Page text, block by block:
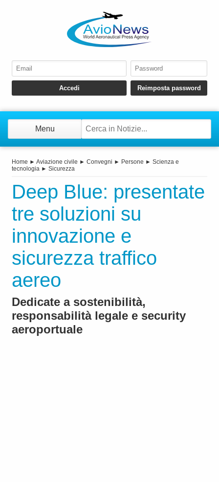
Menu
Home ► Aviazione civile ► Convegni ► Persone ► Scienza e
tecnologia ► Sicurezza
Deep Blue: presentate
tre soluzioni su
innovazione e
sicurezza traffico
aereo
Dedicate a sostenibilità,
responsabilità legale e security
aeroportuale